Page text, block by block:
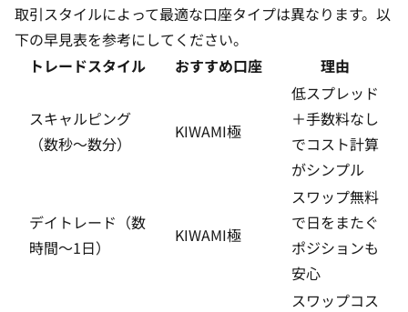
取引スタイルによって最適な口座タイプは異なります。以
下の早見表を参考にしてください。
トレードスタイル
おすすめ口座 理由
スキャルピング
（数秒〜数分）
KIWAMI極
低スプレッド
＋手数料なし
でコスト計算
がシンプル
デイトレード（数
時間〜1日）
KIWAMI極
スワップ無料
で日をまたぐ
ポジションも
安心
スワップコス